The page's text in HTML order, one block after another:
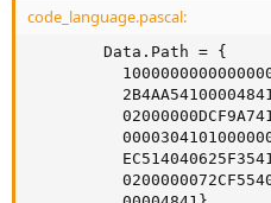
code_language.pascal:
        Data.Path = {